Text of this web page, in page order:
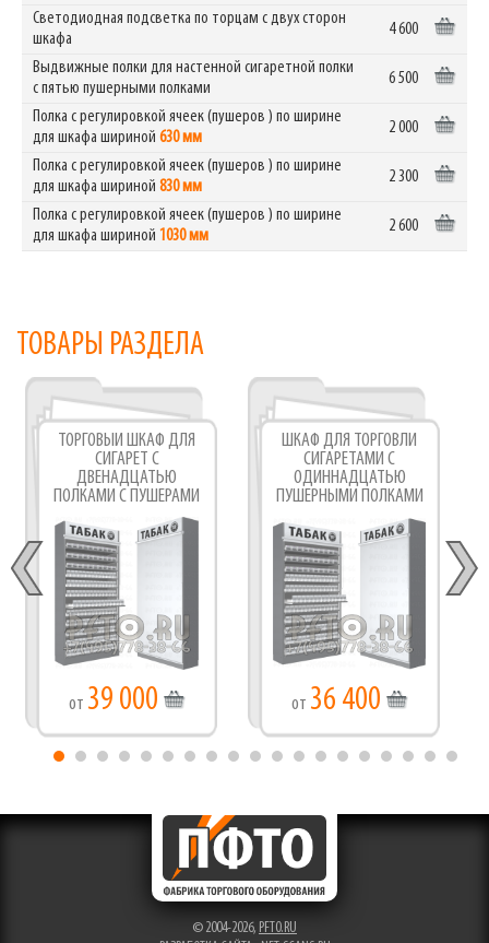
Светодиодная подсветка по торцам с двух сторон
шкафа
4 600
Выдвижные полки для настенной сигаретной полки
с пятью пушерными полками
6 500
Полка с регулировкой ячеек (пушеров ) по ширине
для шкафа шириной 630 мм
2 000
Полка с регулировкой ячеек (пушеров ) по ширине
для шкафа шириной 830 мм
2 300
Полка с регулировкой ячеек (пушеров ) по ширине
для шкафа шириной 1030 мм
2 600
ТОВАРЫ РАЗДЕЛА
ТОРГОВЫЙ ШКАФ ДЛЯ
СИГАРЕТ С
ДВЕНАДЦАТЬЮ
ПОЛКАМИ С ПУШЕРАМИ
от 39 000
ШКАФ ДЛЯ ТОРГОВЛИ
СИГАРЕТАМИ С
ОДИННАДЦАТЬЮ
ПУШЕРНЫМИ ПОЛКАМИ
от 36 400
© 2004-2026, PFTO.RU